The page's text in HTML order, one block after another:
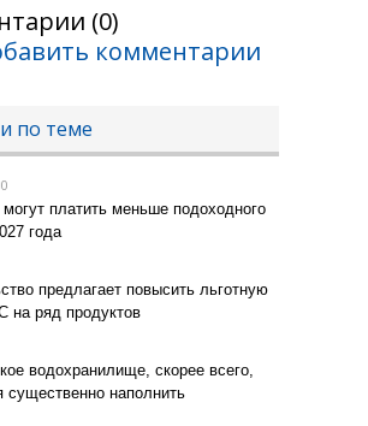
(0)
комментарии
по теме
могут платить меньше подоходного
года
предлагает повысить льготную
на ряд продуктов
водохранилище, скорее всего,
существенно наполнить